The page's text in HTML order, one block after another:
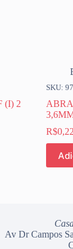
(I) 2
SKU:
R$0,22
Av Dr Campos